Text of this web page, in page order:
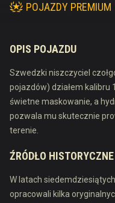
POJAZDY PREMIUM
OPIS POJAZDU
Szwedzki niszczyciel
pojazdów) działem kalibru
świetne maskowanie, a
pozwala mu skutecznie
terenie.
ŹRÓDŁO HISTORYCZNE
W latach
opracowali kilka